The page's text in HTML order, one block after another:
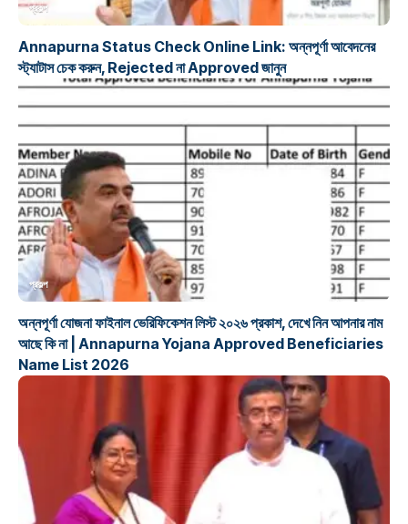
প্রকল্প
Annapurna Status Check Online Link: অন্নপূর্ণা আবেদনের
স্ট্যাটাস চেক করুন, Rejected না Approved জানুন
প্রকল্প
অন্নপূর্ণা যোজনা ফাইনাল ভেরিফিকেশন লিস্ট ২০২৬ প্রকাশ, দেখে নিন আপনার নাম
আছে কি না | Annapurna Yojana Approved Beneficiaries
Name List 2026